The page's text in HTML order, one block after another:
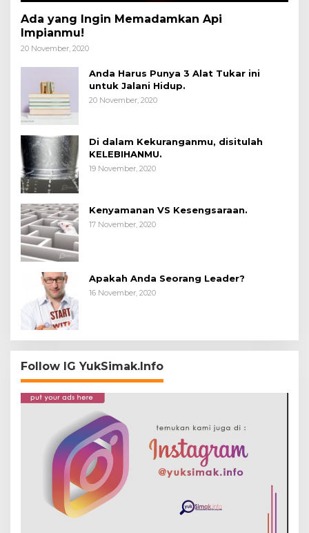
Ada yang Ingin Memadamkan Api
Impianmu!
20 November, 2020
Anda Harus Punya 3 Alat Tukar ini
untuk Jalani Hidup.
20 November, 2020
Di dalam Kekuranganmu, disitulah
KELEBIHANMU.
19 November, 2020
Kenyamanan VS Kesengsaraan.
17 November, 2020
Apakah Anda Seorang Leader?
16 November, 2020
Follow IG YukSimak.Info